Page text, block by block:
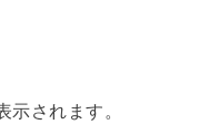
されます。